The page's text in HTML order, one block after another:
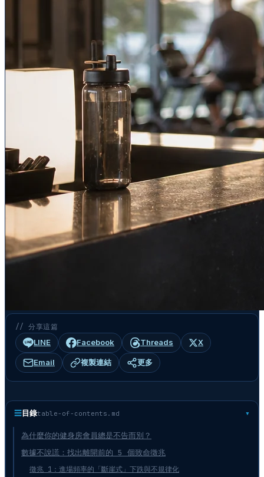
// 分享這篇
LINE Facebook Threads X
Email 複製連結 更多
☰目錄table-of-contents.md
為什麼你的健身房會員總是不告而別？
數據不說謊：找出離開前的 5 個致命徵兆
徵兆 1：進場頻率的「斷崖式」下跌與不規律化